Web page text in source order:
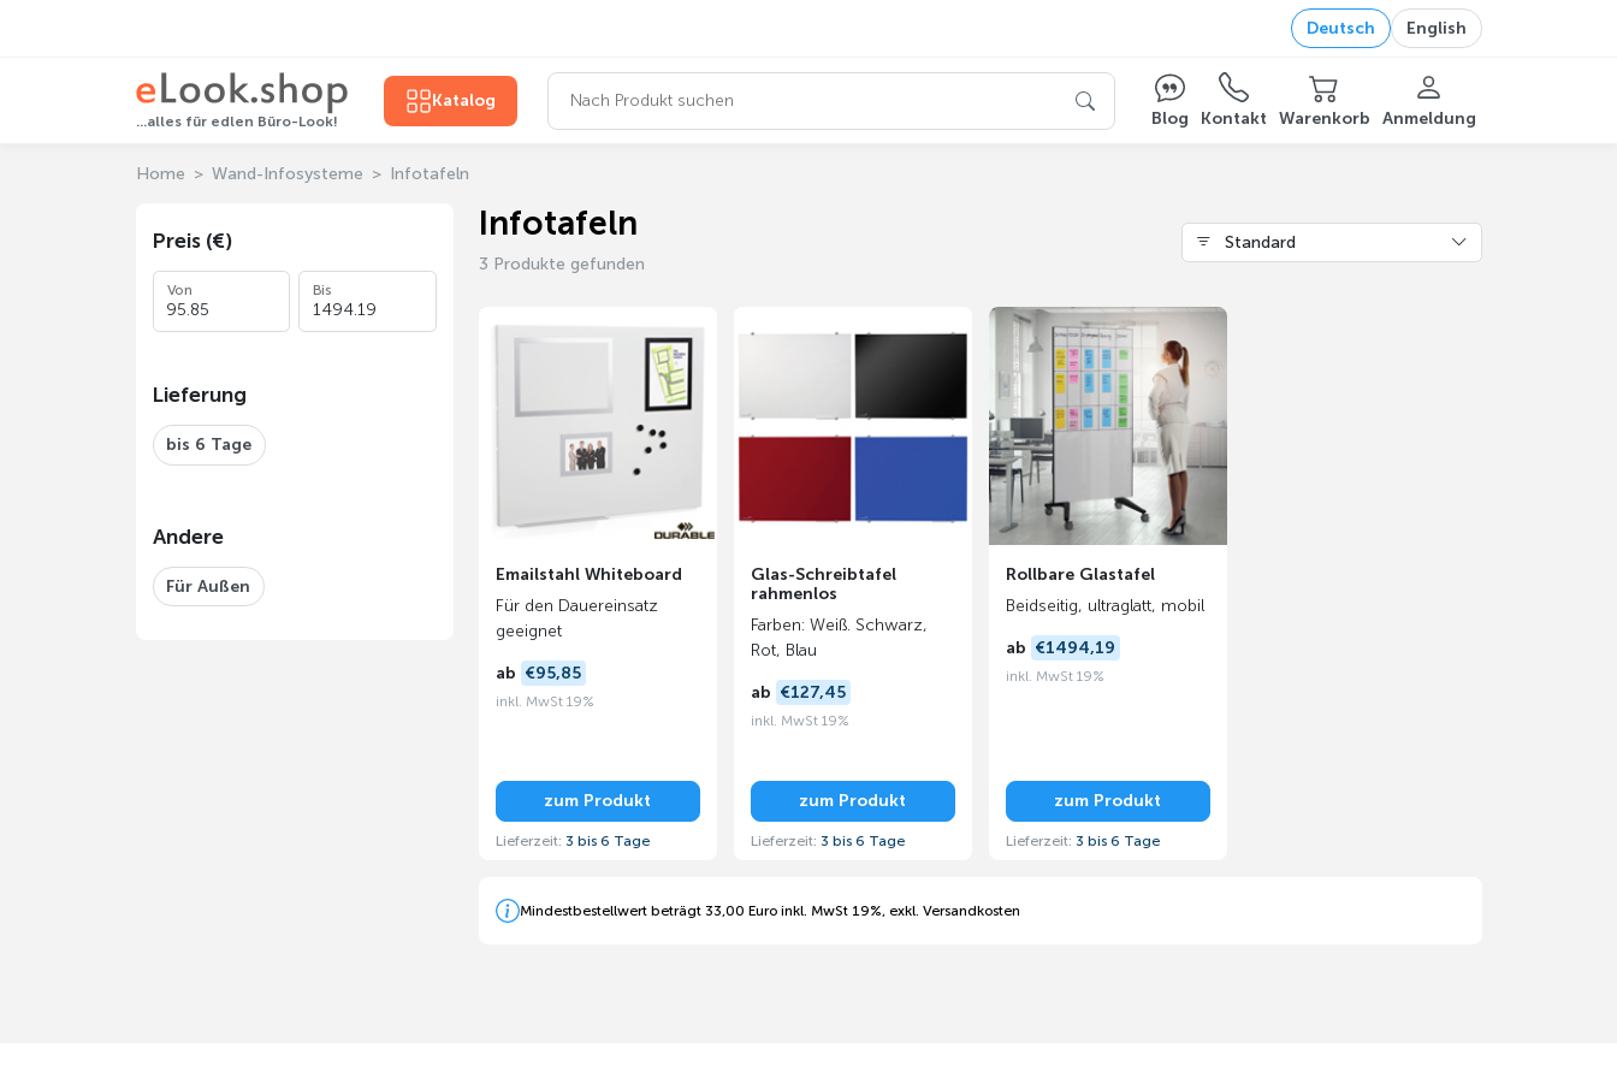
Deutsch English
...alles für edlen Büro-Look!
Katalog
Blog
Kontakt Warenkorb Anmeldung
Home Wand-Infosysteme Infotafeln
Preis (€)
Von Bis
Lieferung
bis 6 Tage
Andere
Für Außen
Infotafeln
3 Produkte gefunden
Standard
Emailstahl Whiteboard
Für den Dauereinsatz
geeignet
ab €95,85
inkl. MwSt 19%
zum Produkt
Lieferzeit: 3 bis 6 Tage
Glas-Schreibtafel
rahmenlos
Farben: Weiß. Schwarz,
Rot, Blau
ab €127,45
inkl. MwSt 19%
zum Produkt
Lieferzeit: 3 bis 6 Tage
Rollbare Glastafel
Beidseitig, ultraglatt, mobil
ab €1494,19
inkl. MwSt 19%
zum Produkt
Lieferzeit: 3 bis 6 Tage
Mindestbestellwert beträgt 33,00 Euro inkl. MwSt 19%, exkl. Versandkosten